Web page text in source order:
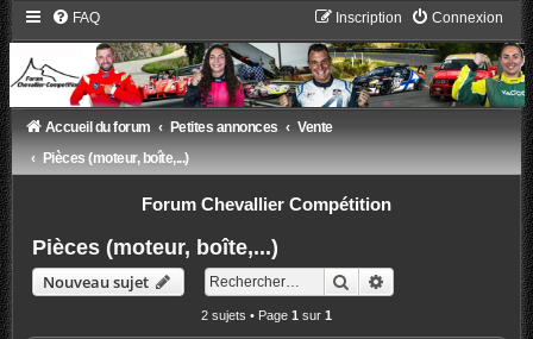
FAQ Connexion
Inscription
Accueil du forum Petites annonces
Vente
Pièces (moteur, boîte,...)
Forum Chevallier Compétition
Pièces (moteur, boîte,...)
Nouveau sujet RechercherRecherche avancée
2 sujets • Page 1 sur 1